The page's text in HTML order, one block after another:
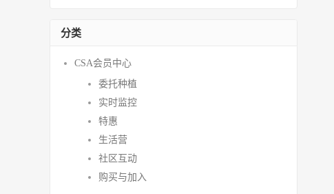
分类
CSA会员中心
委托种植
实时监控
特惠
生活营
社区互动
购买与加入